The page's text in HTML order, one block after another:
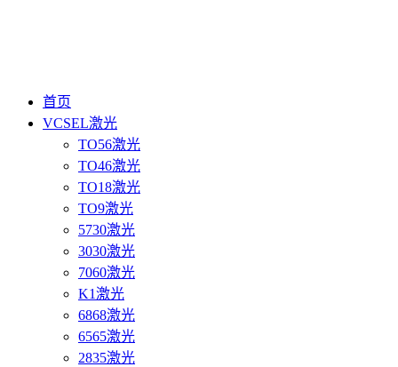
首页
VCSEL激光
TO56激光
TO46激光
TO18激光
TO9激光
5730激光
3030激光
7060激光
K1激光
6868激光
6565激光
2835激光